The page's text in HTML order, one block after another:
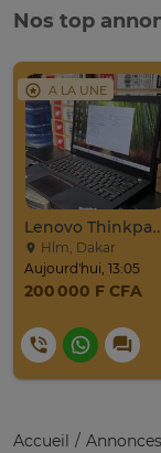
Nos top
A LA UNE
Lenovo
Hlm, Dakar
Aujourd'hui, 13:05
200 000 F CFA
Accueil Annonces